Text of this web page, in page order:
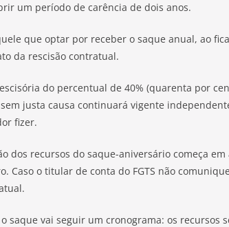
um período de carência de dois anos.
que optar por receber o saque anual, ao
da rescisão contratual.
do percentual de 40% (quarenta por
justa causa continuará vigente
fizer.
dos recursos do saque-aniversário começa
Caso o titular de conta do FGTS não
o saque vai seguir um cronograma: os